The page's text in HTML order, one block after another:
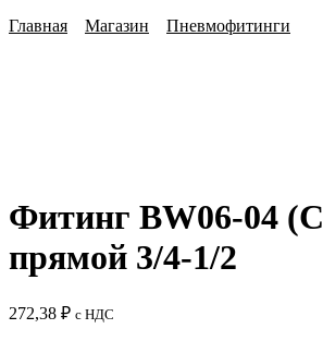
Главная Магазин Пневмофитинги
Фитинг BW06-04
прямой 3/4-1/2
272,38 ₽ с НДС